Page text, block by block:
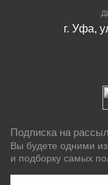
г. Уфа,
Подписка на
Вы будете одними
и подборку самых